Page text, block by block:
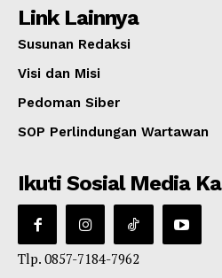
Link Lainnya
Susunan Redaksi
Visi dan Misi
Pedoman Siber
SOP Perlindungan Wartawan
Ikuti Sosial Media
Tlp. 0857-7184-7962